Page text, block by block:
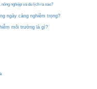
nghiệp và du lịch ra sao?
ngày càng nghiêm trọng?
môi trường là gì?